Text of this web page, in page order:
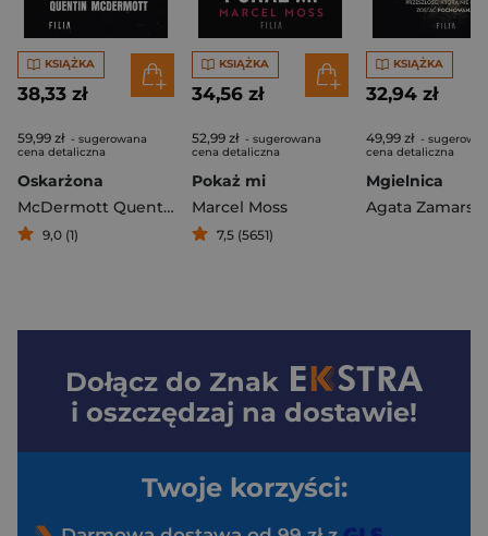
KSIĄŻKA
38,33 zł
59,99 zł - sugerowana
cena detaliczna
Oskarżona
McDermott Quentin
9,0 (1)
KSIĄŻKA
34,56 zł
52,99 zł - sugerowana
cena detaliczna
Pokaż mi
Marcel Moss
7,5 (5651)
KSIĄŻKA
32,94 zł
49,99 zł -
cena detaliczna
Mgielnica
Agata
Dołącz do Znak
i oszczędzaj na dostawie!
Twoje korzyści: